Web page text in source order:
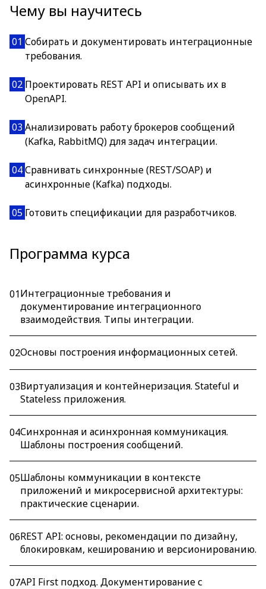
Чему вы научитесь
01 Собирать и документировать интеграционные
требования.
02 Проектировать REST API и описывать их в
OpenAPI.
03 Анализировать работу брокеров сообщений
(Kafka, RabbitMQ) для задач интеграции.
04Сравнивать синхронные (REST/SOAP) и
асинхронные (Kafka) подходы.
05 Готовить спецификации для разработчиков.
Программа курса
01Интеграционные требования и
документирование интеграционного
взаимодействия. Типы интеграции.
02Основы построения информационных сетей.
03Виртуализация и контейнеризация. Stateful и
Stateless приложения.
04Синхронная и асинхронная коммуникация.
Шаблоны построения сообщений.
05Шаблоны коммуникации в контексте
приложений и микросервисной архитектуры:
практические сценарии.
06REST API: основы, рекомендации по дизайну,
блокировкам, кешированию и версионированию.
07API First подход. Документирование с